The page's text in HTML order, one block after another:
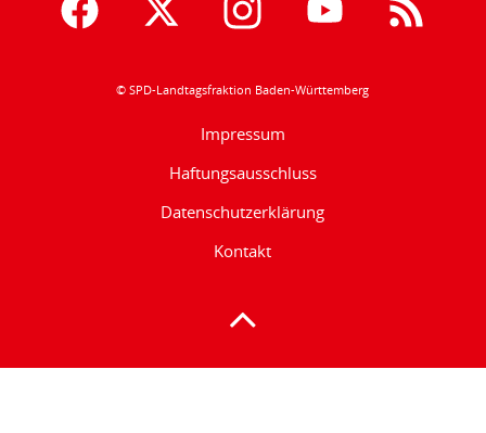
© SPD-Landtagsfraktion Baden-Württemberg
Impressum
Haftungsausschluss
Datenschutzerklärung
Kontakt